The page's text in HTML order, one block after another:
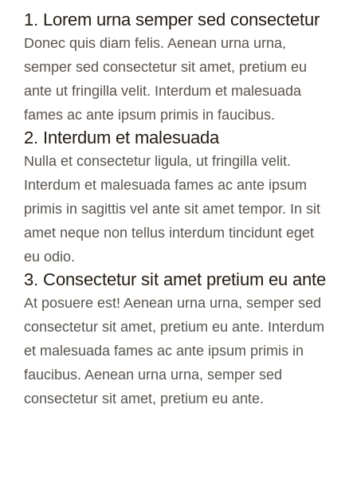
1. Lorem urna semper sed consectetur
Donec quis diam felis. Aenean urna urna,
semper sed consectetur sit amet, pretium eu
ante ut fringilla velit. Interdum et malesuada
fames ac ante ipsum primis in faucibus.
2. Interdum et malesuada
Nulla et consectetur ligula, ut fringilla velit.
Interdum et malesuada fames ac ante ipsum
primis in sagittis vel ante sit amet tempor. In sit
amet neque non tellus interdum tincidunt eget
eu odio.
3. Consectetur sit amet pretium eu ante
At posuere est! Aenean urna urna, semper sed
consectetur sit amet, pretium eu ante. Interdum
et malesuada fames ac ante ipsum primis in
faucibus. Aenean urna urna, semper sed
consectetur sit amet, pretium eu ante.